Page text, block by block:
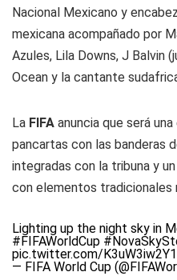
Nacional Mexicano y
mexicana acompañado por
Azules, Lila Downs, J Balvin
Ocean y la cantante
La FIFA anuncia que será
pancartas con las banderas
integradas con la tribuna y
con elementos tradicionales
Lighting up the night sky in
#FIFAWorldCup
pic.twitter.com/K3uW3iw2Y1
— FIFA World Cup